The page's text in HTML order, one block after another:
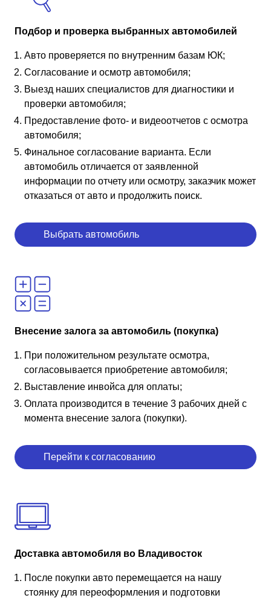
Подбор и проверка выбранных автомобилей
Авто проверяется по внутренним базам ЮК;
Согласование и осмотр автомобиля;
Выезд наших специалистов для диагностики и
проверки автомобиля;
Предоставление фото- и видеоотчетов с осмотра
автомобиля;
Финальное согласование варианта. Если
автомобиль отличается от заявленной
информации по отчету или осмотру, заказчик может
отказаться от авто и продолжить поиск.
Выбрать автомобиль
Внесение залога за автомобиль (покупка)
При положительном результате осмотра,
согласовывается приобретение автомобиля;
Выставление инвойса для оплаты;
Оплата производится в течение 3 рабочих дней с
момента внесение залога (покупки).
Перейти к согласованию
Доставка автомобиля во Владивосток
После покупки авто перемещается на нашу
стоянку для переоформления и подготовки